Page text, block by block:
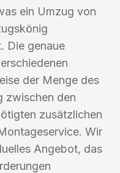
ein Umzug von
Die genaue
der Menge des
zwischen den
zusätzlichen
Wir
Angebot, das